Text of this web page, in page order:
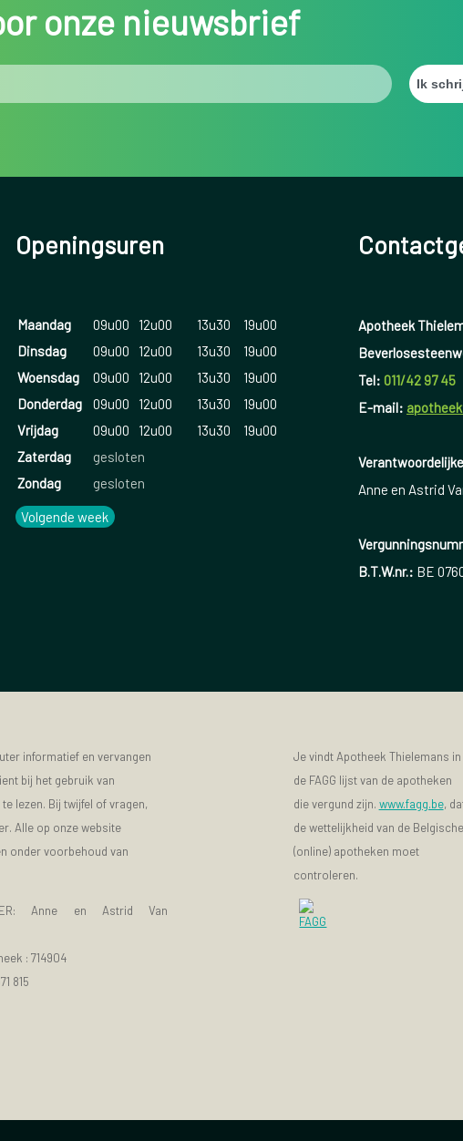
onze nieuwsbrief
Openingsuren
Maandag 09u00 12u00 13u30
19u00
Dinsdag
09u00 12u00 13u30
19u00
Woensdag
09u00 12u00 13u30
19u00
Donderdag
09u00 12u00 13u30
19u00
Vrijdag
09u00 12u00 13u30
19u00
Zaterdag
gesloten
Zondag
gesloten
Volgende week
Apotheek
Tel: 011/42 97 45
E-mail:
Anne en Astrid
B.T.W.nr.: BE
informatief en vervangen
bij het gebruik van
lezen. Bij twijfel of vragen,
Alle op onze website
onder voorbehoud van
Anne en Astrid Van
: 714904
815
Je vindt Apotheek Thielemans in
de FAGG lijst van de apotheken
die vergund zijn. www.fagg.be,
de wettelijkheid van de Belgische
(online) apotheken moet
controleren.